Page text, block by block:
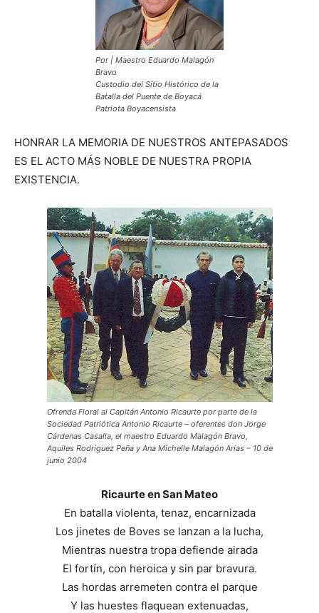
Por | Maestro Eduardo Malagón
Bravo
Custodio del Sitio Histórico de la
Batalla del Puente de Boyacá
Patriota Boyacensista
HONRAR LA MEMORIA DE NUESTROS ANTEPASADOS
ES EL ACTO MÁS NOBLE DE NUESTRA PROPIA
EXISTENCIA.
Ofrenda Floral al Capitán Antonio Ricaurte por parte de la
Sociedad Patriótica Antonio Ricaurte – oferentes don Jorge
Cárdenas Casalla, el maestro Eduardo Malagón Bravo,
Aquiles Rodríguez Peña y Ana Michelle Malagón Arias – 10 de
junio 2004
Ricaurte en San Mateo
En batalla violenta, tenaz, encarnizada
Los jinetes de Boves se lanzan a la lucha,
Mientras nuestra tropa defiende airada
El fortín, con heroica y sin par bravura.
Las hordas arremeten contra el parque
Y las huestes flaquean extenuadas,